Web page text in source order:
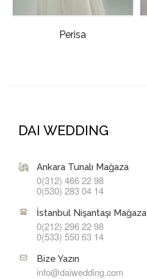
Perisa
DAI WEDDING
Ankara Tunalı Mağaza
0(312) 466 22 98
0(530) 283 04 14
İstanbul Nişantaşı Mağaza
0(212) 296 22 98
0(533) 550 63 14
Bize Yazın
info@daiwedding.com